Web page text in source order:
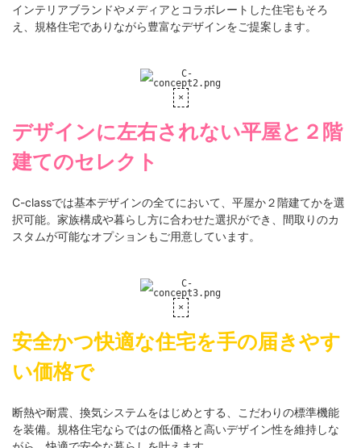
インテリアブランドやメディアとコラボレートした住宅もそろ
え、規格住宅でありながら豊富なデザインをご提案します。
デザインに左右されない平屋と２階
建てのセレクト
C-classでは基本デザインの全てにおいて、平屋か２階建てかを選
択可能。家族構成や暮らし方に合わせた選択ができ、間取りのカ
スタムが可能なオプションもご用意しています。
安全かつ快適な住宅を手の届きやす
い価格で
断熱や耐震、換気システムをはじめとする、こだわりの標準機能
を装備。規格住宅ならではの低価格と高いデザイン性を維持しな